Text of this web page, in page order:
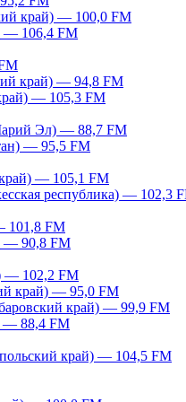
край) — 100,0 FM
— 106,4 FM
край) — 94,8 FM
— 105,3 FM
Эл) — 88,7 FM
— 95,5 FM
— 105,1 FM
республика) — 102,3
101,8 FM
— 90,8 FM
— 102,2 FM
край) — 95,0 FM
край) — 99,9 FM
— 88,4 FM
край) — 104,5 FM